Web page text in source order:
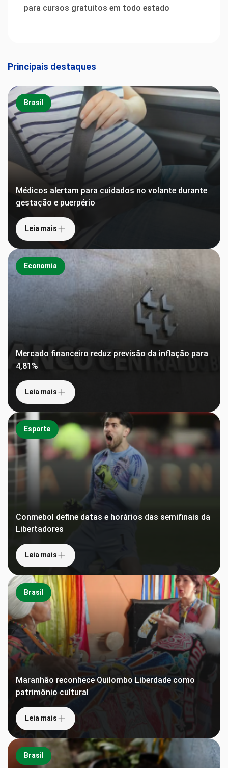
para cursos gratuitos em todo estado
Principais destaques
Brasil
Médicos alertam para cuidados no volante durante
gestação e puerpério
Leia mais
Economia
Mercado financeiro reduz previsão da inflação para
4,81%
Leia mais
Esporte
Conmebol define datas e horários das semifinais da
Libertadores
Leia mais
Brasil
Maranhão reconhece Quilombo Liberdade como
patrimônio cultural
Leia mais
Brasil